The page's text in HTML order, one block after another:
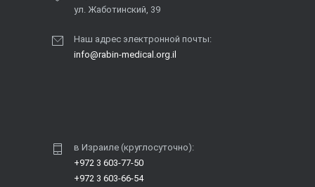
ул. Жаботинский, 39
Наш адрес электронной почты:
info@rabin-medical.org.il
в Израиле (круглосуточно):
+972 3 603-77-50
+972 3 603-66-54